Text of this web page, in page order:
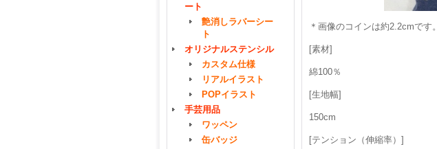
ート
艶消しラバーシー
ト
オリジナルステンシル
カスタム仕様
リアルイラスト
POPイラスト
手芸用品
ワッペン
缶バッジ
＊画像のコインは約2.2cmです。
[素材]
綿100％
[生地幅]
150cm
[テンション（伸縮率）]